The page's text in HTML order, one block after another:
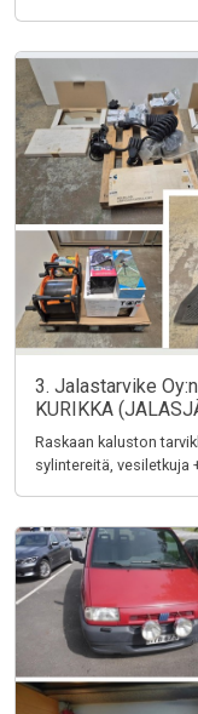
3. Jalastarvike
KURIKKA
Raskaan kaluston
sylintereitä, vesiletkuja